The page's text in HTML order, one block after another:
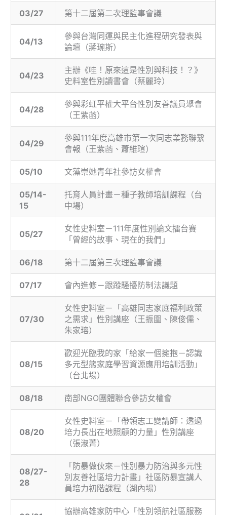
03/27 第十二屆第二次理監事會議
04/13
參與台灣同運與民主化進程研究發表與
論壇（蔣琬斯）
04/23
主辦《哇！原來這是性別與科技！？》
史料室性別讀書會（蔡麗玲）
04/28
參與彩虹平權大平台性別友善議員聚會
（王紫菡）
04/29
參與111年度高雄市第一次同志業務聯繫
會報（王紫菡、蕭維瑄）
05/10 文藻崇她青年社參訪女權會
05/14-
15
托育人員計畫－種子教師培訓課程（台
中場）
05/27
女性史料室－111年度性別論文擂台賽
「曾經的故事、現在的我們」
06/18 第十二屆第三次理監事會議
07/17 會內進修－跟蹤騷擾防制法議題
07/30
女性史料室－「高雄同志家庭福利政策
之需求」性別講座（王振圍、陳俊儒、
朱家瑢）
08/15
歡迎光臨我的家「給家一個擁抱－認識
多元型態家庭學習資源應用培訓活動」
（台北場）
08/18 南部NGO團體聯合參訪女權會
08/20
女性史料室－「帶領志工變講師：透過
培力長出在地照顧的力量」性別講座
（張淑菁）
08/27-
28
「防暴做伙來－性別暴力防治與多元性
別友善社區培力計畫」社區防暴宣講人
員培力初階課程（湖內場）
協辦高雄家防中心「性別領航社區服務